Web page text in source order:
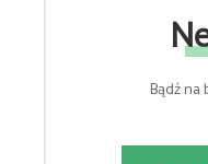
Bądź na